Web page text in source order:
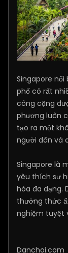
Singapore
phố có rất
công cộng
phương luôn
tạo ra một
người dân và
Singapore là
yêu thích sự
hóa đa dạng.
thưởng thức
nghiệm tuyệt
Danchoi.com